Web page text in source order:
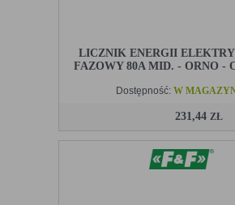
LICZNIK ENERGII
FAZOWY 80A MID. - ORNO -
Dostępność: W
231,44 ZŁ